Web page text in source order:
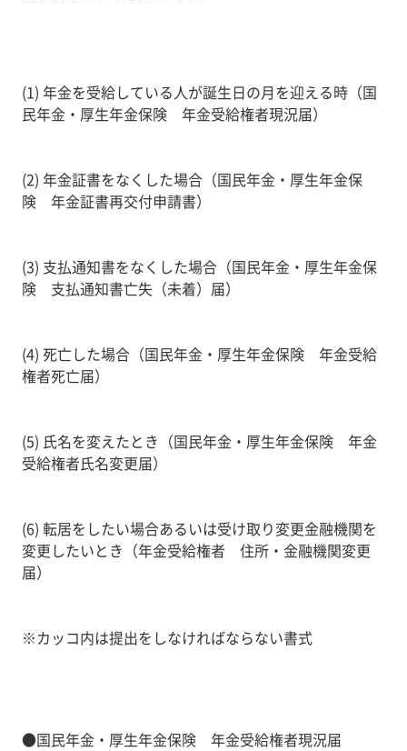
(1) 年金を受給している人が誕生日の月を迎える時（国
民年金・厚生年金保険 年金受給権者現況届）
(2) 年金証書をなくした場合（国民年金・厚生年金保
険 年金証書再交付申請書）
(3) 支払通知書をなくした場合（国民年金・厚生年金保
険 支払通知書亡失（未着）届）
(4) 死亡した場合（国民年金・厚生年金保険 年金受給
権者死亡届）
(5) 氏名を変えたとき（国民年金・厚生年金保険 年金
受給権者氏名変更届）
(6) 転居をしたい場合あるいは受け取り変更金融機関を
変更したいとき（年金受給権者 住所・金融機関変更
届）
※カッコ内は提出をしなければならない書式
●国民年金・厚生年金保険 年金受給権者現況届